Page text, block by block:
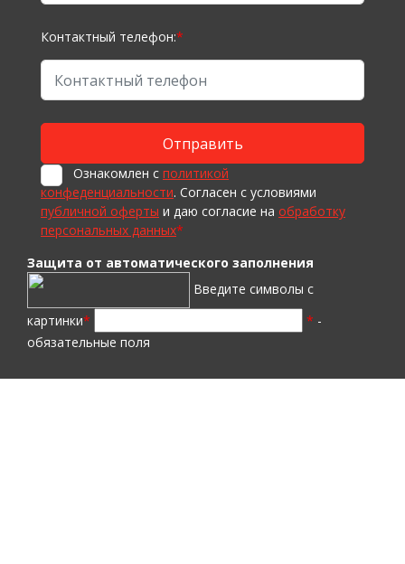
Контактный телефон:*
Ознакомлен с политикой
конфеденциальности. Согласен с условиями
публичной оферты и даю согласие на обработку
персональных данных*
Защита от автоматического заполнения
Введите символы с
картинки* * -
обязательные поля